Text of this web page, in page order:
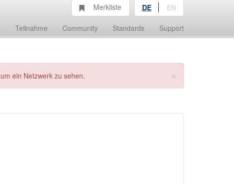
Teilnahme Community Standards Support
Merkliste DE EN
×
ein Netzwerk zu sehen.